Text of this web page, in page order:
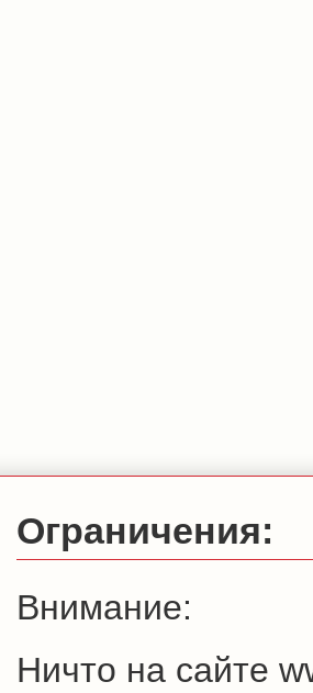
Ограничения:
Внимание:
Ничто на сайте